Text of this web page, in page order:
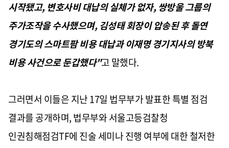
시작됐고, 변호사비 대납의 실체가 없자, 쌍방울 그룹의
주가조작을 수사했으며, 김성태 회장이 압송된 후 돌연
경기도의 스마트팜 비용 대납과 이재명 경기지사의 방북
비용 사건으로 둔갑했다"고 말했다.
그러면서 이들은 지난 17일 법무부가 발표한 특별 점검
결과를 공개하며, 법무부와 서울고등검찰청
인권침해점검TF에 진술 세미나 진행 여부에 대한 철저한